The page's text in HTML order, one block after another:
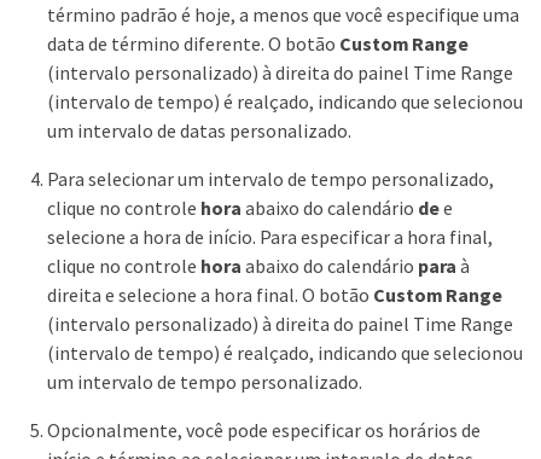
término padrão é hoje, a menos que você especifique uma
data de término diferente. O botão Custom Range
(intervalo personalizado) à direita do painel Time Range
(intervalo de tempo) é realçado, indicando que selecionou
um intervalo de datas personalizado.
Para selecionar um intervalo de tempo personalizado,
clique no controle hora abaixo do calendário dee
selecione a hora de início. Para especificar a hora final,
clique no controle hora abaixo do calendário para à
direita e selecione a hora final. O botão Custom Range
(intervalo personalizado) à direita do painel Time Range
(intervalo de tempo) é realçado, indicando que selecionou
um intervalo de tempo personalizado.
Opcionalmente, você pode especificar os horários de